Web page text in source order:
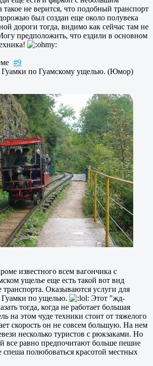
не верится, что подобный транспорт
был создан еще около полувека
дороги тогда, видимо как сейчас там не
предположить, что ездили в основном
#9
Гуамки по Гуамскому ущелью. (Юмор)
известного всем вагончика с
ущелье еще есть такой вот вид
транспорта. Оказываются услуги для
Гуамки по ущелью.
Этот "жд-
тогда, когда не работает большая
на этом чуде техники стоит от тяжелого
скорость он не совсем большую. На нем
несколько туристов с рюкзаками. Но
все равно предпочитают больше пешие
спеша полюбоваться красотой местных